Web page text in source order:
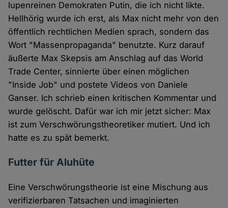
lupenreinen Demokraten Putin, die ich nicht likte.
Hellhörig wurde ich erst, als Max nicht mehr von den
öffentlich rechtlichen Medien sprach, sondern das
Wort "Massenpropaganda" benutzte. Kurz darauf
äußerte Max Skepsis am Anschlag auf das World
Trade Center, sinnierte über einen möglichen
"Inside Job" und postete Videos von Daniele
Ganser. Ich schrieb einen kritischen Kommentar und
wurde gelöscht. Dafür war ich mir jetzt sicher: Max
ist zum Verschwörungstheoretiker mutiert. Und ich
hatte es zu spät bemerkt.
Futter für Aluhüte
Eine Verschwörungstheorie ist eine Mischung aus
verifizierbaren Tatsachen und imaginierten